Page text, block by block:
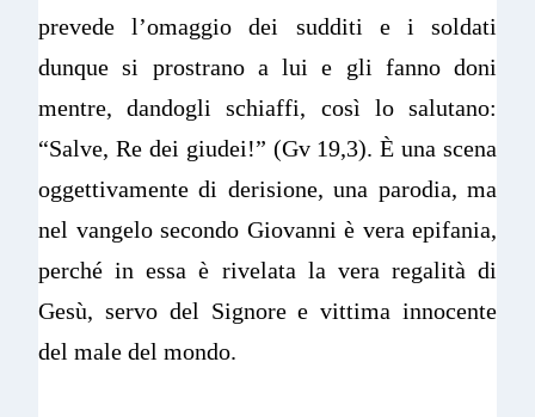
prevede l’omaggio dei sudditi e i soldati
dunque si prostrano a lui e gli fanno doni
mentre, dandogli schiaffi, così lo salutano:
“Salve, Re dei giudei!” (Gv 19,3). È una scena
oggettivamente di derisione, una parodia, ma
nel vangelo secondo Giovanni è vera epifania,
perché in essa è rivelata la vera regalità di
Gesù, servo del Signore e vittima innocente
del male del mondo.